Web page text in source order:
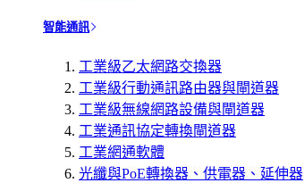
智能通訊
工業級乙太網路交換器
工業級行動通訊路由器與閘道器
工業級無線網路設備與閘道器
工業通訊協定轉換閘道器
工業網通軟體
光纖與PoE轉換器、供電器、延伸器